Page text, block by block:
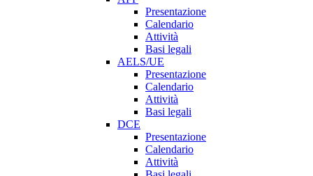
Presentazione
Calendario
Attività
Basi legali
AELS/UE
Presentazione
Calendario
Attività
Basi legali
DCE
Presentazione
Calendario
Attività